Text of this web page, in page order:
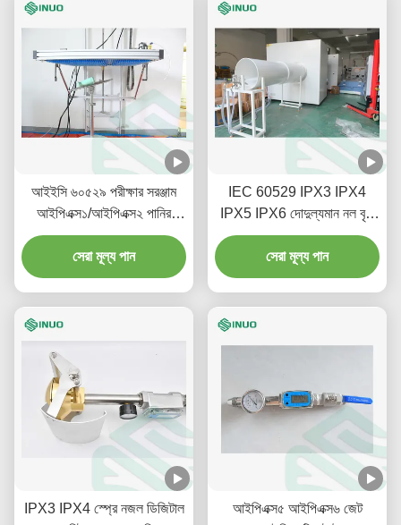
আইইসি ৬০৫২৯ পরীক্ষার সরঞ্জাম
আইপিএক্স১/আইপিএক্স২ পানির
উল্লম্ব ড্রপ পরীক্ষার সমাধান
সেরা মূল্য পান
IEC 60529 IPX3 IPX4
IPX5 IPX6 দোদুল্যমান নল বৃষ্টি
স্প্রে পরীক্ষার সরঞ্জাম
সেরা মূল্য পান
IPX3 IPX4 স্প্রে নজল ডিজিটাল
আইপিএক্স৫ আইপিএক্স৬ জেট